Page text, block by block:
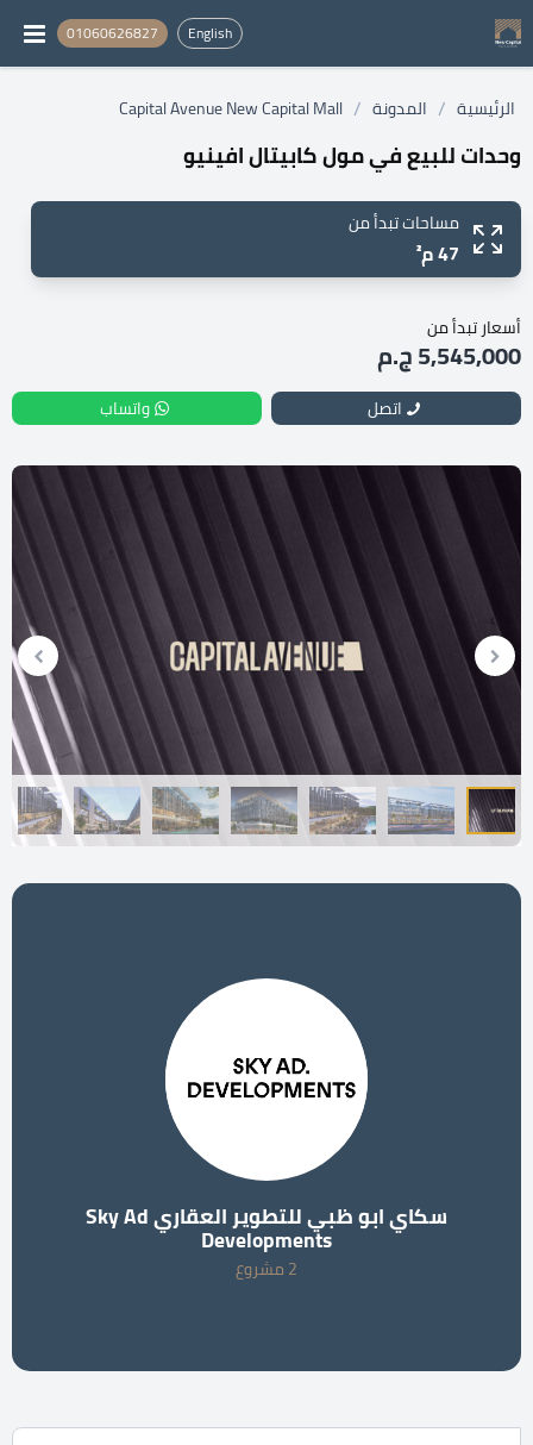
English
01060626827
الرئيسية / المدونة /
Capital Avenue New Capital Mall
وحدات للبيع في مول كابيتال افينيو
مساحات تبدأ من
47 م²
أسعار تبدأ من
5,545,000 ج.م
اتصل واتساب
سكاي ابو ظبي للتطوير العقاري Sky Ad
Developments
2 مشروع